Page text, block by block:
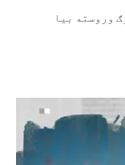
وروسته بیا